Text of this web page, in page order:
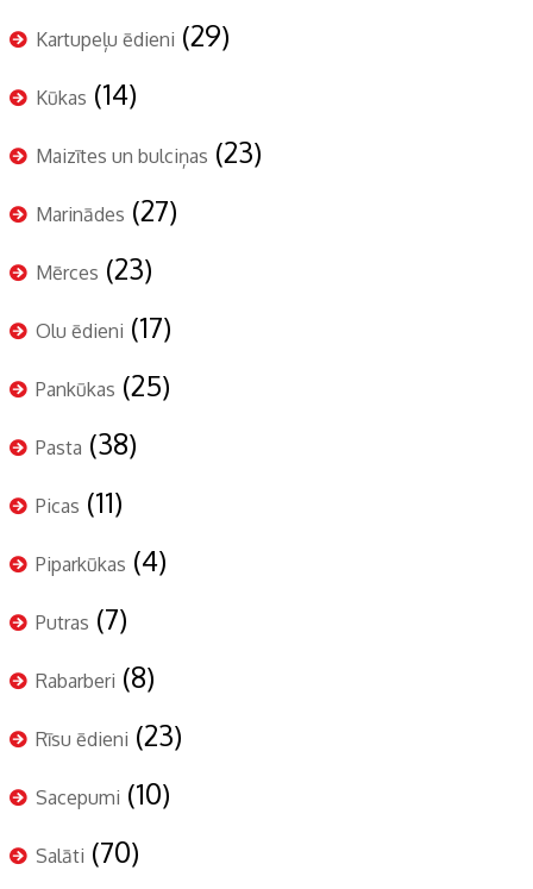
Kartupeļu ēdieni (29)
Kūkas (14)
Maizītes un bulciņas (23)
Marinādes (27)
Mērces (23)
Olu ēdieni (17)
Pankūkas (25)
Pasta (38)
Picas (11)
Piparkūkas (4)
Putras (7)
Rabarberi (8)
Rīsu ēdieni (23)
Sacepumi (10)
Salāti (70)